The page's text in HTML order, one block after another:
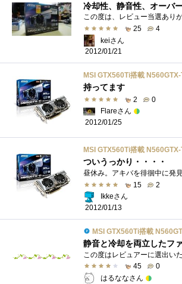
25
4
keiさん
2012/01/21
MSI GTX560Ti搭載
持ってます
2
0
Flareさん
2012/01/25
MSI GTX560Ti搭載
ついうっかり・・・・
15
2
Ikkeさん
2012/01/13
MSI GTX560Ti搭載
45
0
はるななさん